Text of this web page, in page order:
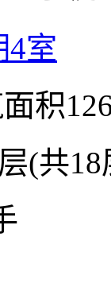
4室
积
(共